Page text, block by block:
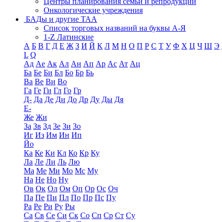
Онкологические учреждения
БАДы и другие ТАА
Список торговых названий на буквы А-Я
1-Z Латинские
А Б В Г Д Е Ж З И Й К Л М Н О П Р С Т У Ф Х Ц Ч Ш Э
L Q
Ад Ае Ак Ал Ан Ап Ар Ас Ат Ац
Ба Бе Би Бл Бо Бр Бь
Ва Ве Ви Во
Га Ге Ги Гл Го Гр
Д- Да Де Ди До Др Ду Ды Дя
Е-
Же Жи
За Зв Зд Зе Зи Зо
Иг Из Им Ин Ип
Йо
Ка Ке Ки Кл Ко Кр Ку
Ла Ле Ли Ль Лю
Ма Ме Ми Мо Мс Му
На Не Но Ну
Ов Ок Ол Ом Оп Ор Ос Оч
Па Пе Пи Пл По Пр Пс Пу
Ра Ре Ри Ру Ры
Са Св Се Си Ск Со Сп Ср Ст Су